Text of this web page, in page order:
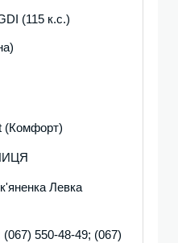
(115 к.с.)
(Комфорт)
Левка
(067) 550-48-49; (067)